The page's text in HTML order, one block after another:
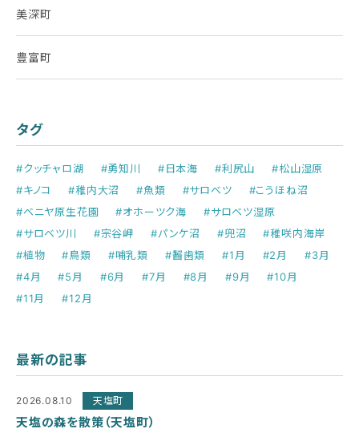
美深町
豊富町
タグ
#クッチャロ湖 #勇知川 #日本海 #利尻山
#松山湿原
#キノコ
#稚内大沼 #魚類 #サロベツ
#こうほね沼
#ベニヤ原生花園
#オホーツク海
#サロベツ湿原
#サロベツ川
#宗谷岬 #パンケ沼 #兜沼
#稚咲内海岸
#植物
#鳥類 #哺乳類 #齧歯類 #1月 #2月
#3月
#4月
#5月 #6月 #7月 #8月 #9月
#10月
#11月
#12月
最新の記事
2026.08.10 天塩町
天塩の森を散策（天塩町）